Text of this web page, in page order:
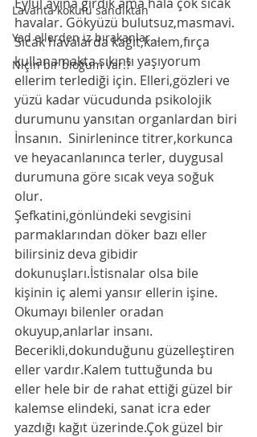
Lavanta kokulu sandıktan
Yad ellerden iz bırakanlar...
Niçin bir bloğum var.?
havalar. Gökyüzü bulutsuz,masmavi.
Sıcak havalarda kağıt,kalem,fırça
kullanamakta sıkıntı yaşıyorum
ellerim terlediği için. Elleri,gözleri ve
yüzü kadar vücudunda psikolojik
durumunu yansıtan organlardan biri
İnsanın.  Sinirlenince titrer,korkunca
ve heyacanlanınca terler, duygusal
durumuna göre sıcak veya soğuk
olur.
Şefkatini,gönlündeki sevgisini
parmaklarından döker bazı eller
bilirsiniz deva gibidir
dokunuşları.İstisnalar olsa bile
kişinin iç alemi yansır ellerin işine.
Okumayı bilenler oradan
okuyup,anlarlar insanı.
Becerikli,dokunduğunu güzelleştiren
eller vardır.Kalem tuttuğunda bu
eller hele bir de rahat ettiği güzel bir
kalemse elindeki, sanat icra eder
yazdığı kağıt üzerinde.Çok güzel bir